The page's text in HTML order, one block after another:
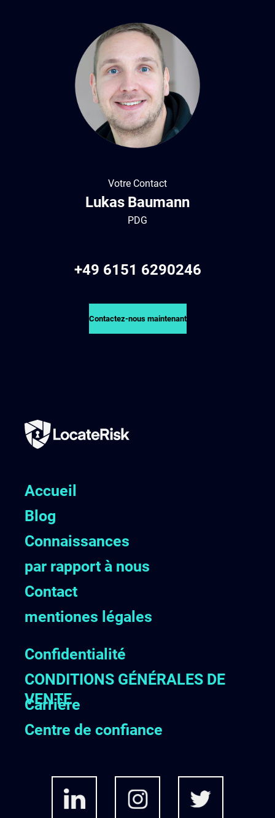
Votre Contact
Lukas Baumann
PDG
+49 6151 6290246
Contactez-nous maintenant
Accueil
Blog
Connaissances
par rapport à nous
Contact
mentiones légales
Confidentialité
CONDITIONS GÉNÉRALES DE
VENTE
Carrière
Centre de confiance